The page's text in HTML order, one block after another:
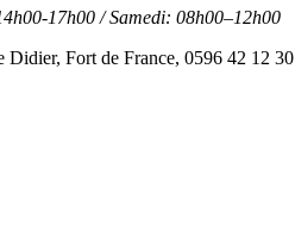
17h00 / Samedi: 08h00–12h00
Didier, Fort de France, 0596 42 12 30